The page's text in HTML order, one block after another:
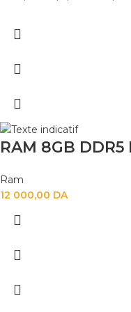
RAM 8GB
Ram
12 000,00 DA